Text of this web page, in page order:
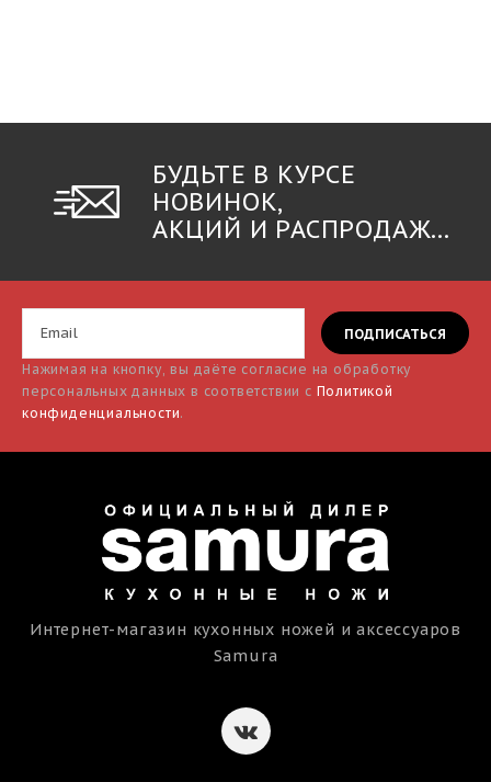
БУДЬТЕ В КУРСЕ
НОВИНОК,
АКЦИЙ И РАСПРОДАЖ...
Нажимая на кнопку, вы даёте согласие на обработку
персональных данных в соответствии с Политикой
конфиденциальности.
Интернет-магазин кухонных ножей и аксессуаров
Samura